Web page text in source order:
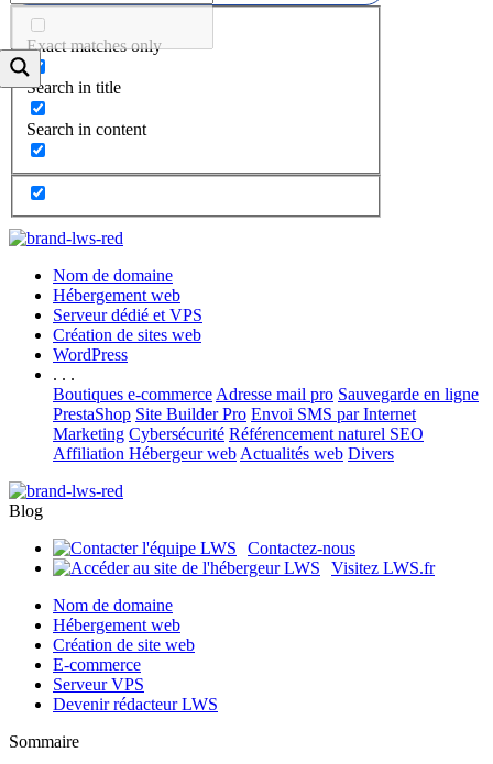
Exact matches only
Search in title
Search in content
Nom de domaine
Hébergement web
Serveur dédié et VPS
Création de sites web
WordPress
. . .
Boutiques e-commerce Adresse mail pro Sauvegarde en ligne
PrestaShop Site Builder Pro Envoi SMS par Internet
Marketing Cybersécurité Référencement naturel SEO
Affiliation Hébergeur web Actualités web Divers
Blog
Contactez-nous
Visitez LWS.fr
Nom de domaine
Hébergement web
Création de site web
E-commerce
Serveur VPS
Devenir rédacteur LWS
Sommaire